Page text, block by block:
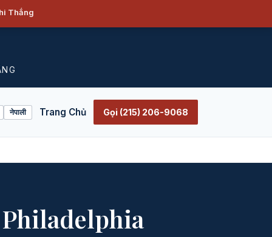
Thắng
नेपाली Trang Chủ Gọi (215) 206-9068
Philadelphia